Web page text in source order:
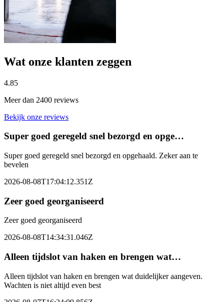
Wat onze klanten zeggen
4.85
Meer dan 2400 reviews
Bekijk onze reviews
Super goed geregeld snel bezorgd en opge…
Super goed geregeld snel bezorgd en opgehaald. Zeker aan te
bevelen
2026-08-08T17:04:12.351Z
Zeer goed georganiseerd
Zeer goed georganiseerd
2026-08-08T14:34:31.046Z
Alleen tijdslot van haken en brengen wat…
Alleen tijdslot van haken en brengen wat duidelijker aangeven.
Wachten is niet altijd even best